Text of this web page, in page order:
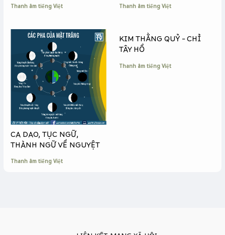
Thanh âm tiếng Việt Thanh âm tiếng Việt
CA DAO, TỤC NGỮ,
THÀNH NGỮ VỀ NGUYỆT
Thanh âm tiếng Việt
KIM THẰNG QUỶ – CHỈ
TÂY HỒ
Thanh âm tiếng Việt